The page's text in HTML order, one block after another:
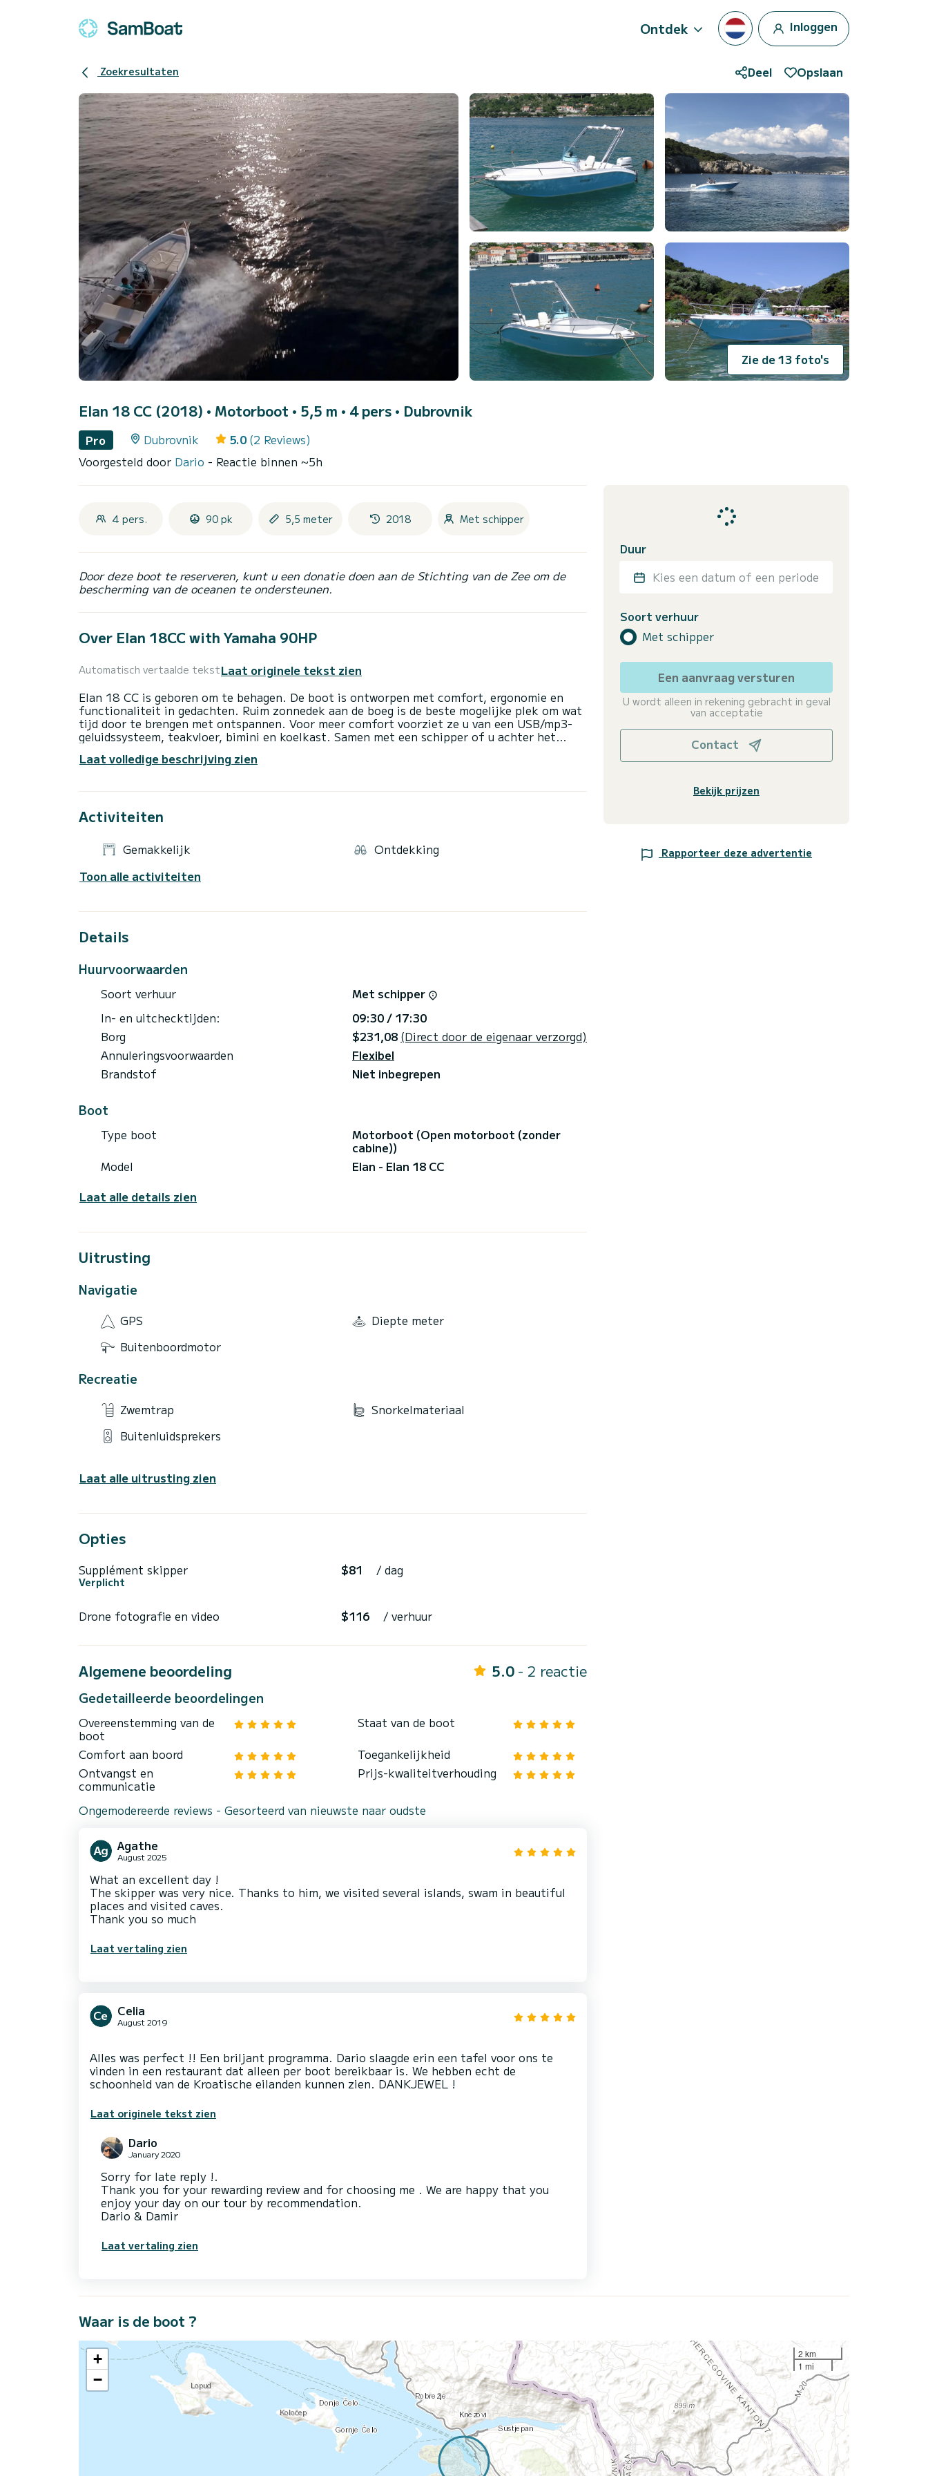
Ontdek Inloggen
Zoekresultaten Deel Opslaan
Zie de 13 foto's
Elan 18 CC (2018) • Motorboot • 5,5 m • 4 pers • Dubrovnik
Pro Dubrovnik 5.0 (2 Reviews)
Voorgesteld door Dario - Reactie binnen ~5h
4 pers. 90 pk 5,5 meter 2018 Met schipper
Door deze boot te reserveren, kunt u een donatie doen aan de Stichting van de Zee om de
bescherming van de oceanen te ondersteunen.
Over Elan 18CC with Yamaha 90HP
Automatisch vertaalde tekstLaat originele tekst zien
Elan 18 CC is geboren om te behagen. De boot is ontworpen met comfort, ergonomie en
functionaliteit in gedachten. Ruim zonnedek aan de boeg is de beste mogelijke plek om wat
tijd door te brengen met ontspannen. Voor meer comfort voorziet ze u van een USB/mp3-
geluidssysteem, teakvloer, bimini en koelkast. Samen met een schipper of u achter het
In geval dat u meer dan een dag huurt zullen wij u voorzien van een GRATIS ligplaats.
Brandstof en schipper zijn niet inbegrepen in de prijs.
Brandstof ca. kosten: 50EUR/Halve dag en 70EUR/Volledige dag
zakken, onderwatercamera.
***Onze speciale aanbieding*** : Elafiti eilandentour (Halve en Volledige dag)
gaan om wat foto's te maken, voor anker gaan en het Driegrottengebied bezoeken en daarna
doorgaan naar ons prachtige eiland en grote toeristische centrum Lopud dat uniek is omdat
Als u geïnteresseerd bent in het huren van deze Elan 18 CC, neem dan contact met me op via
Samboat messaging.
Laat volledige beschrijving zien
Activiteiten
Gemakkelijk
Ontdekking
Toon alle activiteiten
Details
Huurvoorwaarden
Soort verhuur
Met schipper
In- en uitchecktijden:
09:30 / 17:30
Borg
$231,08 (Direct door de eigenaar verzorgd)
Annuleringsvoorwaarden
Flexibel
Brandstof
Niet inbegrepen
Boot
Type boot Motorboot (Open motorboot (zonder
cabine))
Model
Elan - Elan 18 CC
Laat alle details zien
Uitrusting
Navigatie
GPS
Diepte meter
Buitenboordmotor
Recreatie
Zwemtrap
Snorkelmateriaal
Buitenluidsprekers
Laat alle uitrusting zien
Opties
Supplément skipper
Verplicht
$81 / dag
Drone fotografie en video $116 / verhuur
Algemene beoordeling 5.0 - 2 reactie
Gedetailleerde beoordelingen
Overeenstemming van de
boot
Staat van de boot
Comfort aan boord
Toegankelijkheid
Ontvangst en
communicatie
Prijs-kwaliteitverhouding
Ongemodereerde reviews - Gesorteerd van nieuwste naar oudste
Agathe
August 2025
What an excellent day !
The skipper was very nice. Thanks to him, we visited several islands, swam in beautiful
places and visited caves.
Thank you so much
Laat vertaling zien
Celia
August 2019
Alles was perfect !! Een briljant programma. Dario slaagde erin een tafel voor ons te
vinden in een restaurant dat alleen per boot bereikbaar is. We hebben echt de
Laat originele tekst zien
Dario
January 2020
Sorry for late reply !.
Thank you for your rewarding review and for choosing me . We are happy that you
enjoy your day on our tour by recommendation.
Dario & Damir
Laat vertaling zien
Duur
Kies een datum of een periode
Soort verhuur
Met schipper
Een aanvraag versturen
U wordt alleen in rekening gebracht in geval
van acceptatie
Contact
Bekijk prijzen
Rapporteer deze advertentie
Waar is de boot ?
+
−
2 km
1 mi